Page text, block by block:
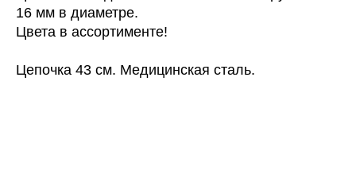
16 мм в диаметре.
Цвета в ассортименте!
Цепочка 43 см. Медицинская сталь.